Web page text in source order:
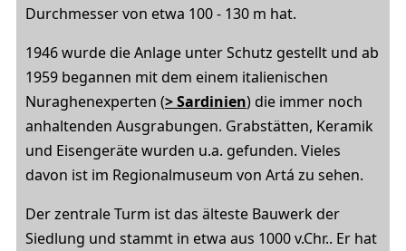
Durchmesser von etwa 100 - 130 m hat.
1946 wurde die Anlage unter Schutz gestellt und ab
1959 begannen mit dem einem italienischen
Nuraghenexperten (> Sardinien) die immer noch
anhaltenden Ausgrabungen. Grabstätten, Keramik
und Eisengeräte wurden u.a. gefunden. Vieles
davon ist im Regionalmuseum von Artá zu sehen.
Der zentrale Turm ist das älteste Bauwerk der
Siedlung und stammt in etwa aus 1000 v.Chr.. Er hat